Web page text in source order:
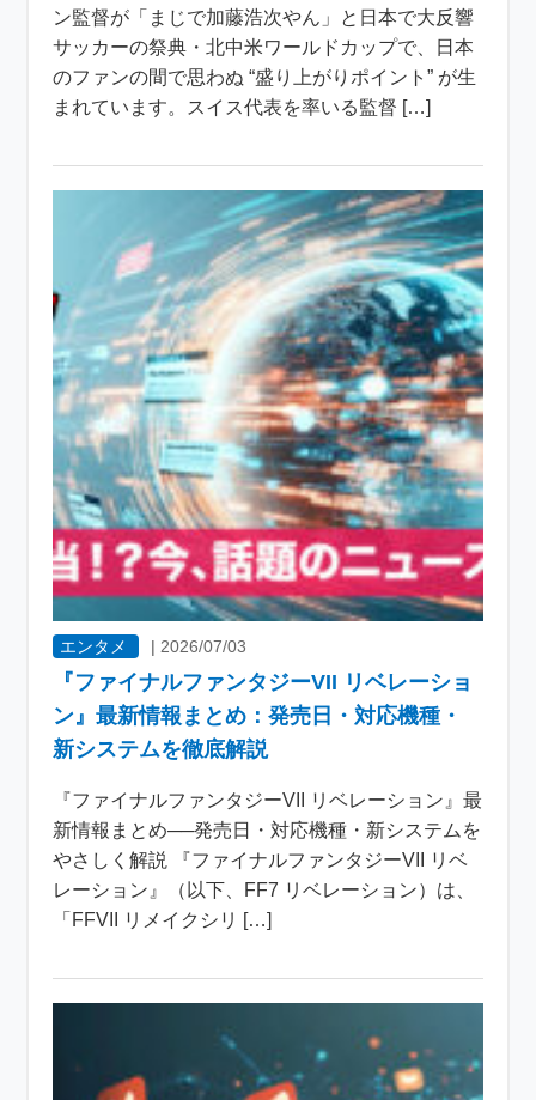
ン監督が「まじで加藤浩次やん」と日本で大反響
サッカーの祭典・北中米ワールドカップで、日本
のファンの間で思わぬ “盛り上がりポイント” が生
まれています。スイス代表を率いる監督 […]
エンタメ | 2026/07/03
『ファイナルファンタジーVII リベレーショ
ン』最新情報まとめ：発売日・対応機種・
新システムを徹底解説
『ファイナルファンタジーVII リベレーション』最
新情報まとめ──発売日・対応機種・新システムを
やさしく解説 『ファイナルファンタジーVII リベ
レーション』（以下、FF7 リベレーション）は、
「FFVII リメイクシリ […]